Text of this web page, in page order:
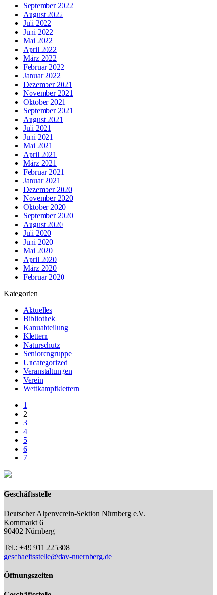
September 2022
August 2022
Juli 2022
Juni 2022
Mai 2022
April 2022
März 2022
Februar 2022
Januar 2022
Dezember 2021
November 2021
Oktober 2021
September 2021
August 2021
Juli 2021
Juni 2021
Mai 2021
April 2021
März 2021
Februar 2021
Januar 2021
Dezember 2020
November 2020
Oktober 2020
September 2020
August 2020
Juli 2020
Juni 2020
Mai 2020
April 2020
März 2020
Februar 2020
Kategorien
Aktuelles
Bibliothek
Kanuabteilung
Klettern
Naturschutz
Seniorengruppe
Uncategorized
Veranstaltungen
Verein
Wettkampfklettern
1
2
3
4
5
6
7
Geschäftsstelle
Deutscher Alpenverein-Sektion Nürnberg e.V.
Kornmarkt 6
90402 Nürnberg
Tel.: +49 911 225308
geschaeftsstelle@dav-nuernberg.de
Öffnungszeiten